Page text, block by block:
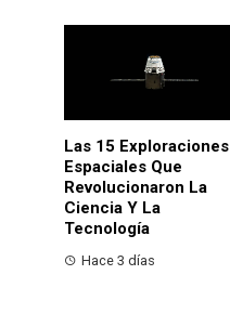
Las 15 Exploraciones
Espaciales Que
Revolucionaron La
Ciencia Y La
Tecnología
Hace 3 días